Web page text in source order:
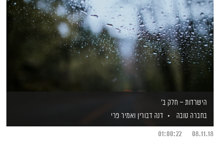
הישרדות – חלק ב'
בחברה טובה
דנה דבורין ואמיר פרי
08.11.18
01:00:22